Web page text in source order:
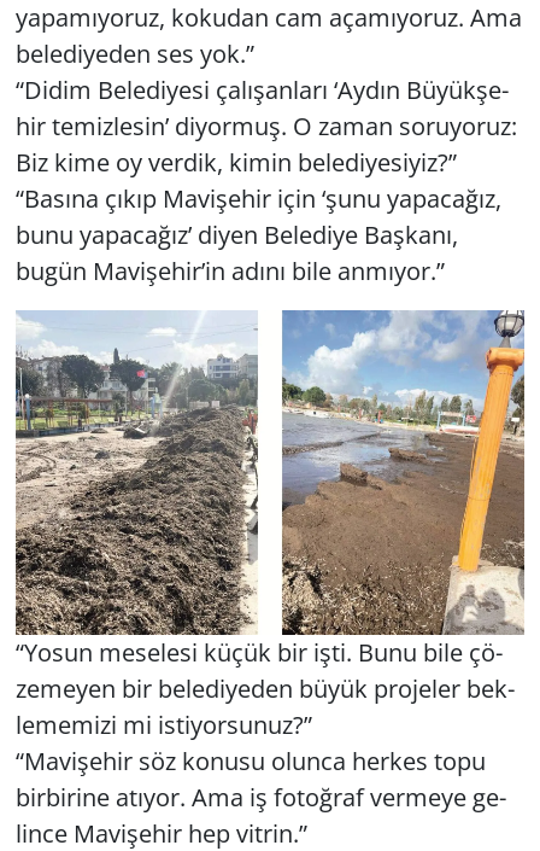
ya­pa­mı­yo­ruz, ko­ku­dan cam aça­mı­yo­ruz. Ama
be­le­di­ye­den ses yok.”
“Didim Be­le­di­ye­si ça­lı­şan­la­rı ‘Aydın Bü­yük­şe­
hir te­miz­le­sin’ di­yor­muş. O zaman so­ru­yo­ruz:
Biz kime oy ver­dik, kimin be­le­di­ye­si­yiz?”
“Ba­sı­na çıkıp Ma­vi­şe­hir için ‘şunu ya­pa­ca­ğız,
bunu ya­pa­ca­ğız’ diyen Be­le­di­ye Baş­ka­nı,
bugün Ma­vi­şe­hir’in adını bile an­mı­yor.”
“Yosun me­se­le­si küçük bir işti. Bunu bile çö­
ze­me­yen bir be­le­di­ye­den büyük pro­je­ler bek­
le­me­mi­zi mi is­ti­yor­su­nuz?”
“Ma­vi­şe­hir söz ko­nu­su olun­ca her­kes topu
bir­bi­ri­ne atı­yor. Ama iş fo­toğ­raf ver­me­ye ge­
lin­ce Ma­vi­şe­hir hep vit­rin.”